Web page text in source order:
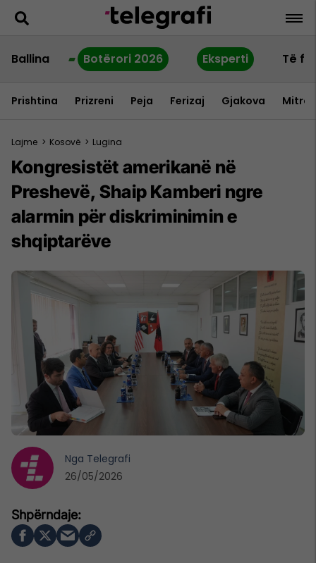
Ballina Botërori 2026 Eksperti Të
Prishtina Prizreni Peja Ferizaj Gjakova
Lajme > Kosovë > Lugina
Kongresistët amerikanë në
Preshevë, Shaip Kamberi ngre
alarmin për diskriminimin e
shqiptarëve
Nga Telegrafi
26/05/2026